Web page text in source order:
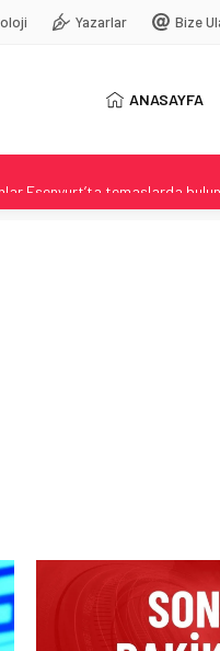
Yazarlar Bize
ANASAYFA
Esenyurt’ta temaslarda
Turka Esenler Erokspor